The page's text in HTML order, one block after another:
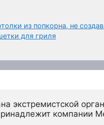
из попкорна, не
для гриля
экстремистской
компании